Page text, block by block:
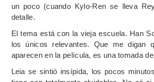
un poco (cuando Kylo-Ren se lleva
detalle.
El tema está con la vieja escuela. Han
los únicos relevantes. Que me digan
aparecen en la película, es una tomada
Leia se sintió insípida, los pocos